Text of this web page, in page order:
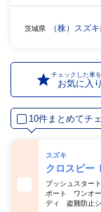
茨城県 （株）スズ
チェックした車
お気に入
10件まとめてチ
スズキ
クロスビ
プッシュスター
ポート ワンオ
ディ 盗難防止